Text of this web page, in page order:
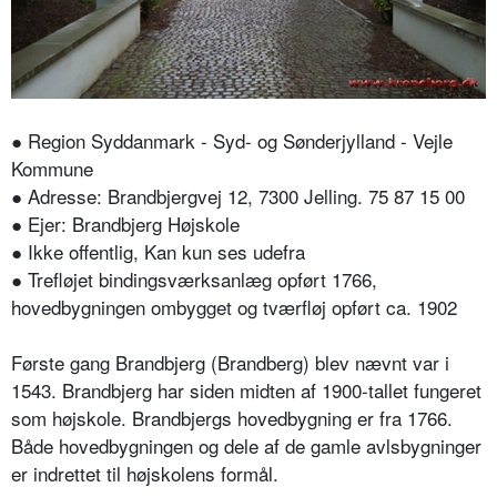
● Region Syddanmark - Syd- og Sønderjylland - Vejle
Kommune
● Adresse: Brandbjergvej 12, 7300 Jelling. 75 87 15 00
● Ejer: Brandbjerg Højskole
● Ikke offentlig, Kan kun ses udefra
● Trefløjet bindingsværksanlæg opført 1766,
hovedbygningen ombygget og tværfløj opført ca. 1902
Første gang Brandbjerg (Brandberg) blev nævnt var i
1543. Brandbjerg har siden midten af 1900-tallet fungeret
som højskole. Brandbjergs hovedbygning er fra 1766.
Både hovedbygningen og dele af de gamle avlsbygninger
er indrettet til højskolens formål.